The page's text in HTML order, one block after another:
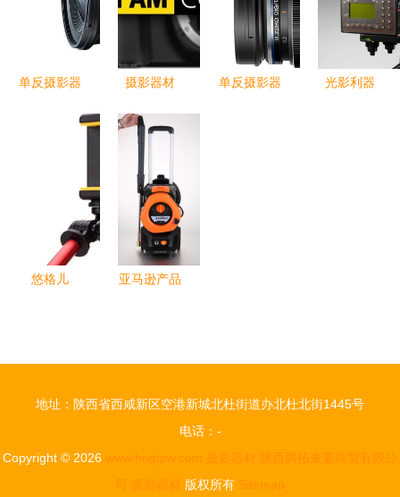
新趋势
单反摄影器
摄影器材
得力助手
单反摄影器
光影利器
悠格儿
拍杆 一杆
创意拍摄潜
亚马逊产品
新选择
地址：陕西省西咸新区空港新城北杜街道办北杜北街1445号
电话：-
Copyright © 2026 www.hngtpw.com 摄影器材
陕西腾拓麦要商贸有限公
司
摄影器材 版权所有 Sitemap